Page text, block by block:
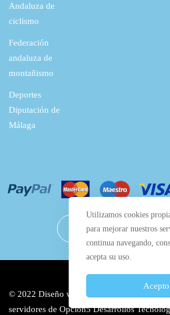
Andaluza de
ciclismo
Federación
andaluza de
montañismo
Deportes
Diputación de
Málaga
© 2022 Diseño web por
servidores de Opción5 Desarrollos
Utilizamos cookies
para mejorar nuestros
continua navegando,
acepta su uso.
Acepto